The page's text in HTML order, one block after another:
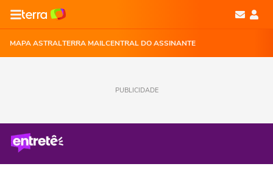
MAPA ASTRALTERRA MAILCENTRAL DO ASSINANTE
PUBLICIDADE